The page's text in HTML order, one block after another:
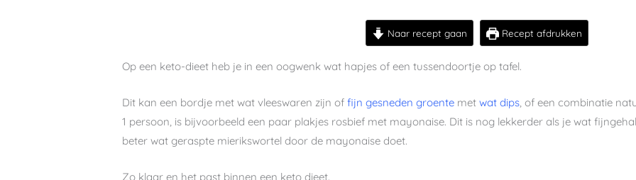
Naar recept gaan Recept afdrukken
Op een keto-dieet heb je in een oogwenk wat hapjes of een tussendoortje op tafel.
Dit kan een bordje met wat vleeswaren zijn offijn gesneden groente metwat dips , of een combinatie
1 persoon, is bijvoorbeeld een paar plakjes rosbief met mayonaise. Dit is nog lekkerder als je wat
beter wat geraspte mierikswortel door de mayonaise doet.
Zo klaar en het past binnen een keto dieet.